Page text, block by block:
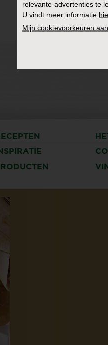
relevante advertenties te
U vindt meer informatie
Mijn cookievoorkeuren